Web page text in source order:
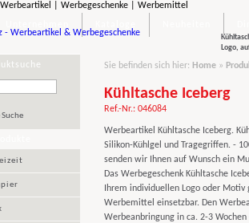
Logo,
Sie befinden sich hier: Home»
Kühltasche Iceberg
Ref.-Nr.: 046084
Werbeartikel Kühltasche Iceberg.
Silikon-Kühlgel und Tragegriffen. -
senden wir Ihnen auf Wunsch ein
Das Werbegeschenk Kühltasche
Ihrem individuellen Logo oder
Werbemittel einsetzbar. Den
Werbeanbringung in ca. 2-3